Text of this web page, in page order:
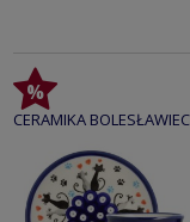
CERAMIKA